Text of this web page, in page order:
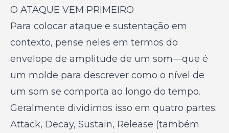
O ATAQUE VEM PRIMEIRO
Para colocar ataque e sustentação em
contexto, pense neles em termos do
envelope de amplitude de um som—que é
um molde para descrever como o nível de
um som se comporta ao longo do tempo.
Geralmente dividimos isso em quatro partes:
Attack, Decay, Sustain, Release (também